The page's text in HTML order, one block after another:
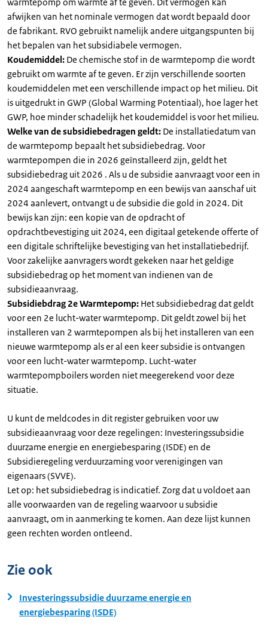
afwijken van het nominale vermogen dat wordt bepaald door
de fabrikant. RVO gebruikt namelijk andere uitgangspunten bij
het bepalen van het subsidiabele vermogen.
Koudemiddel: De chemische stof in de warmtepomp die wordt
gebruikt om warmte af te geven. Er zijn verschillende soorten
koudemiddelen met een verschillende impact op het milieu. Dit
is uitgedrukt in GWP (Global Warming Potentiaal), hoe lager het
GWP, hoe minder schadelijk het koudemiddel is voor het milieu.
Welke van de subsidiebedragen geldt: De installatiedatum van
de warmtepomp bepaalt het subsidiebedrag. Voor
warmtepompen die in 2026 geïnstalleerd zijn, geldt het
subsidiebedrag uit 2026 . Als u de subsidie aanvraagt voor een in
2024 aangeschaft warmtepomp en een bewijs van aanschaf uit
2024 aanlevert, ontvangt u de subsidie die gold in 2024. Dit
bewijs kan zijn: een kopie van de opdracht of
opdrachtbevestiging uit 2024, een digitaal getekende offerte of
een digitale schriftelijke bevestiging van het installatiebedrijf.
Voor zakelijke aanvragers wordt gekeken naar het geldige
subsidiebedrag op het moment van indienen van de
subsidieaanvraag.
Subsidiebdrag 2e Warmtepomp: Het subsidiebedrag dat geldt
voor een 2e lucht-water warmtepomp. Dit geldt zowel bij het
installeren van 2 warmtepompen als bij het installeren van een
nieuwe warmtepomp als er al een keer subsidie is ontvangen
voor een lucht-water warmtepomp. Lucht-water
warmtepompboilers worden niet meegerekend voor deze
situatie.
U kunt de meldcodes in dit register gebruiken voor uw
subsidieaanvraag voor deze regelingen: Investeringssubsidie
duurzame energie en energiebesparing (ISDE) en de
Subsidieregeling verduurzaming voor verenigingen van
eigenaars (SVVE).
Let op: het subsidiebedrag is indicatief. Zorg dat u voldoet aan
alle voorwaarden van de regeling waarvoor u subsidie
aanvraagt, om in aanmerking te komen. Aan deze lijst kunnen
geen rechten worden ontleend.
Zie ook
Investeringssubsidie duurzame energie en
energiebesparing (ISDE)